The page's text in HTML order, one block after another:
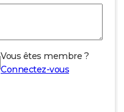
Vous êtes membre ?
Connectez-vous